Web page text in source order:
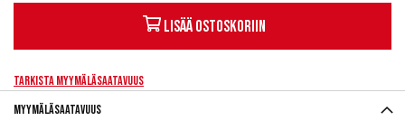
Lisää ostoskoriin
Tarkista myymäläsaatavuus
Myymäläsaatavuus